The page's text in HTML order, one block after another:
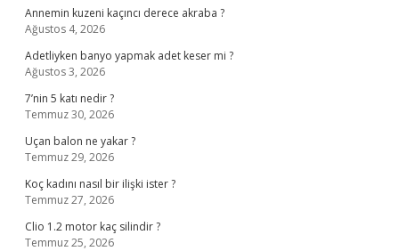
Annemin kuzeni kaçıncı derece akraba ?
Ağustos 4, 2026
Adetliyken banyo yapmak adet keser mi ?
Ağustos 3, 2026
7’nin 5 katı nedir ?
Temmuz 30, 2026
Uçan balon ne yakar ?
Temmuz 29, 2026
Koç kadını nasıl bir ilişki ister ?
Temmuz 27, 2026
Clio 1.2 motor kaç silindir ?
Temmuz 25, 2026